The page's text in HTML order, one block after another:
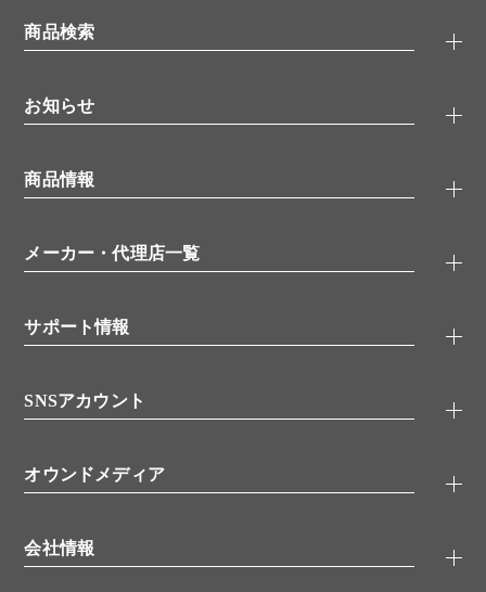
商品検索
タンパク質検索
ELISA/ELISpot検索
品番検索
お知らせ
無料サンプル
ウェビナー （オンラインセミナー）
学会・展示スケジュール
商品情報
抗体
シグナル伝達
糖類／レクチン
分子生物
バイオメディカル(環境・食品)
機器・消耗品
メーカー・代理店一覧
代理店
サポート情報
アプリケーションノート
書類ダウンロード
SNSアカウント
YouTube
オウンドメディア
会社情報